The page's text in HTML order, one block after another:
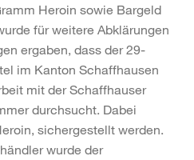
Heroin sowie Bargeld
für weitere Abklärungen
ergaben, dass der 29-
im Kanton Schaffhausen
mit der Schaffhauser
durchsucht. Dabei
sichergestellt werden.
wurde der